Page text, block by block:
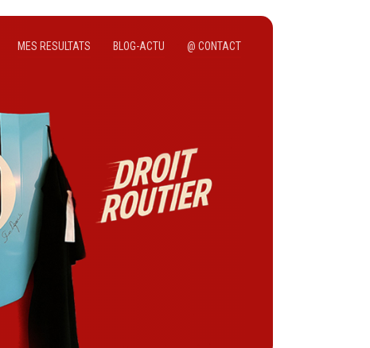
MES RESULTATS BLOG-ACTU @ CONTACT